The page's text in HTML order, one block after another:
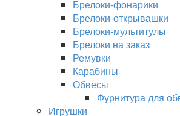
Брелоки-фонарики
Брелоки-открывашки
Брелоки-мультитулы
Брелоки на заказ
Ремувки
Карабины
Обвесы
Фурнитура для
Игрушки